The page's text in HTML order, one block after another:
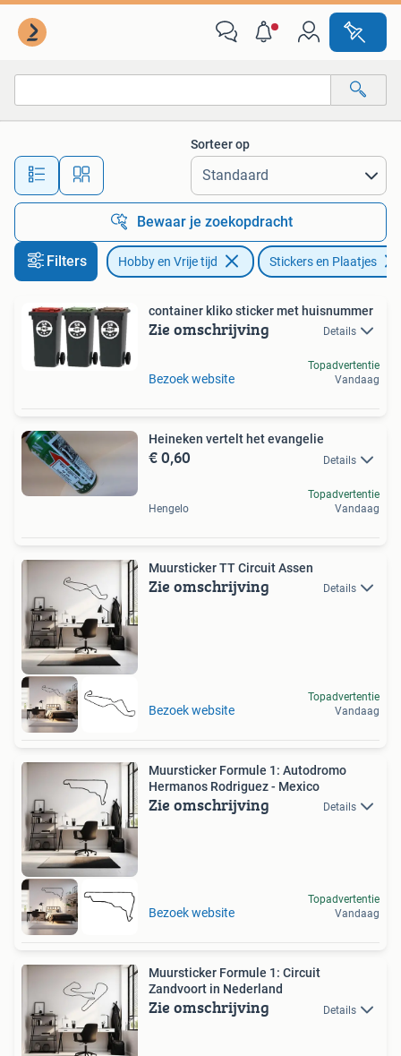
Alle afstanden…
Sorteer op
Bewaar je zoekopdracht
Filters Hobby en Vrije tijd Stickers en Plaatjes
container kliko sticker met huisnummer
Zie omschrijving Details
Bezoek website
Topadvertentie
Vandaag
Heineken vertelt het evangelie
€ 0,60 Details
Hengelo
Topadvertentie
Vandaag
Muursticker TT Circuit Assen
Zie omschrijving Details
Bezoek website
Topadvertentie
Vandaag
Muursticker Formule 1: Autodromo
Hermanos Rodriguez - Mexico
Zie omschrijving Details
Bezoek website
Topadvertentie
Vandaag
Muursticker Formule 1: Circuit
Zandvoort in Nederland
Zie omschrijving Details